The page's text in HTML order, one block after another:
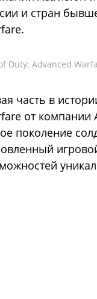
и стран
Duty: Advanced
часть в
от компании
поколение